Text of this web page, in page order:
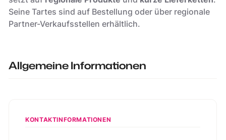
Seine Tartes sind auf Bestellung oder über regionale
Partner-Verkaufsstellen erhältlich.
Allgemeine Informationen
KONTAKTINFORMATIONEN